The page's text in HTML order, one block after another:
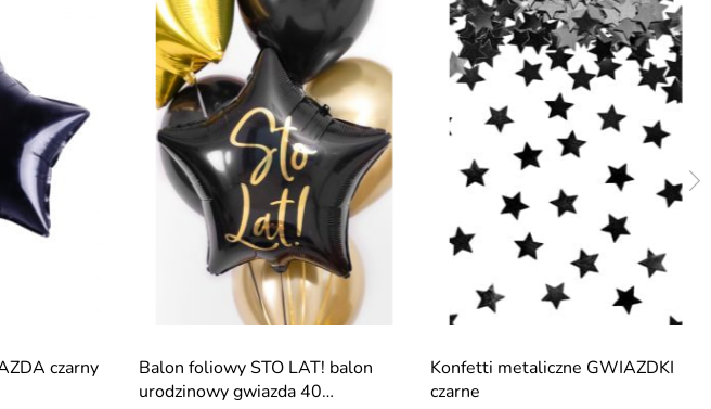
czarny
Balon foliowy STO LAT! balon
urodzinowy gwiazda 40…
Konfetti metaliczne GWIAZDKI
czarne